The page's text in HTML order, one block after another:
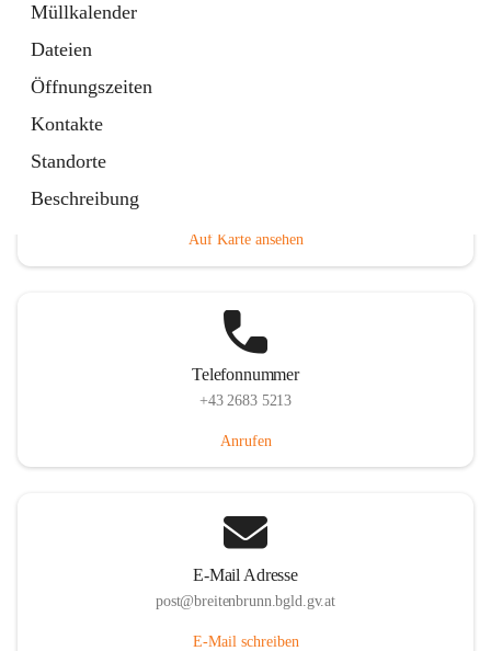
Müllkalender
Dateien
Öffnungszeiten
Kontakte
Standorte
Beschreibung
Auf Karte ansehen
Telefonnummer
+43 2683 5213
Anrufen
E-Mail Adresse
post@breitenbrunn.bgld.gv.at
E-Mail schreiben